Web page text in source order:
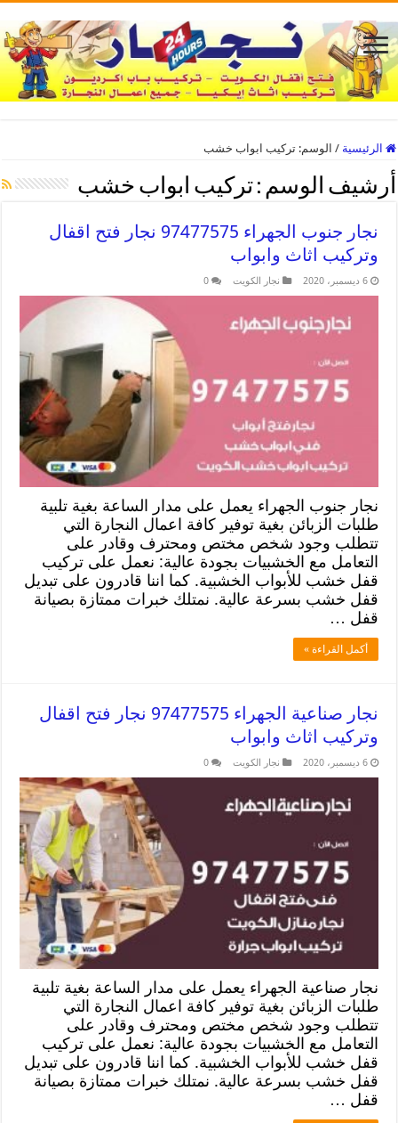
الرئيسية / الوسم:تركيب ابواب خشب
أرشيف الوسم :تركيب ابواب خشب
نجار جنوب الجهراء 97477575 نجار فتح اقفال
وتركيب اثاث وابواب
6 ديسمبر، 2020 نجار الكويت 0
نجار جنوب الجهراء يعمل على مدار الساعة بغية تلبية
طلبات الزبائن بغية توفير كافة اعمال النجارة التي
تتطلب وجود شخص مختص ومحترف وقادر على
التعامل مع الخشبيات بجودة عالية: نعمل على تركيب
قفل خشب للأبواب الخشبية. كما اننا قادرون على تبديل
قفل خشب بسرعة عالية. نمتلك خبرات ممتازة بصيانة
قفل …
أكمل القراءة »
نجار صناعية الجهراء 97477575 نجار فتح اقفال
وتركيب اثاث وابواب
6 ديسمبر، 2020 نجار الكويت 0
نجار صناعية الجهراء يعمل على مدار الساعة بغية تلبية
طلبات الزبائن بغية توفير كافة اعمال النجارة التي
تتطلب وجود شخص مختص ومحترف وقادر على
التعامل مع الخشبيات بجودة عالية: نعمل على تركيب
قفل خشب للأبواب الخشبية. كما اننا قادرون على تبديل
قفل خشب بسرعة عالية. نمتلك خبرات ممتازة بصيانة
قفل …